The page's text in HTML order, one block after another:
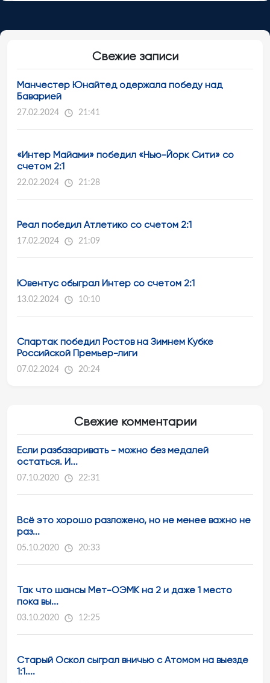
Свежие записи
Манчестер Юнайтед одержала победу над
Баварией
27.02.2024 21:41
«Интер Майами» победил «Нью-Йорк Сити» со
счетом 2:1
22.02.2024 21:28
Реал победил Атлетико со счетом 2:1
17.02.2024 21:09
Ювентус обыграл Интер со счетом 2:1
13.02.2024 10:10
Спартак победил Ростов на Зимнем Кубке
Российской Премьер-лиги
07.02.2024 20:24
Свежие комментарии
Если разбазаривать - можно без медалей
остаться. И...
07.10.2020 22:31
Всё это хорошо разложено, но не менее важно не
раз...
05.10.2020 20:33
Так что шансы Мет-ОЭМК на 2 и даже 1 место
пока вы...
03.10.2020 12:25
Старый Оскол сыграл вничью с Атомом на выезде
1:1....